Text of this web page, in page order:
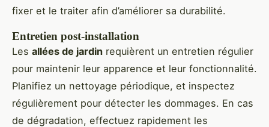
fixer et le traiter afin d’améliorer sa durabilité.
Entretien post-installation
Les allées de jardin requièrent un entretien régulier
pour maintenir leur apparence et leur fonctionnalité.
Planifiez un nettoyage périodique, et inspectez
régulièrement pour détecter les dommages. En cas
de dégradation, effectuez rapidement les